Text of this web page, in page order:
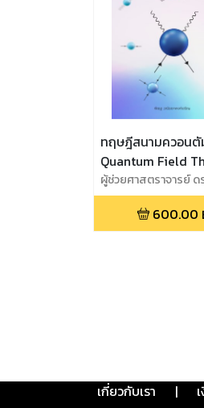
ทฤษฎีสนามควอนตั
Quantum Field
ผู้ช่วยศาสตราจารย์ ด
วณิชชาพงศ์เจริญ
600.00
เกี่ยวกับเรา |